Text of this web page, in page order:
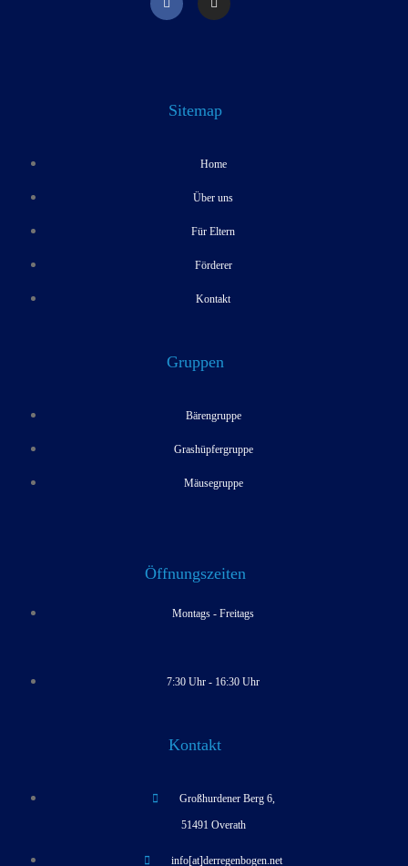
Sitemap
Home
Über uns
Für Eltern
Förderer
Kontakt
Gruppen
Bärengruppe
Grashüpfergruppe
Mäusegruppe
Öffnungszeiten
Montags - Freitags
7:30 Uhr - 16:30 Uhr
Kontakt
Großhurdener Berg 6,
51491 Overath
info[at]derregenbogen.net